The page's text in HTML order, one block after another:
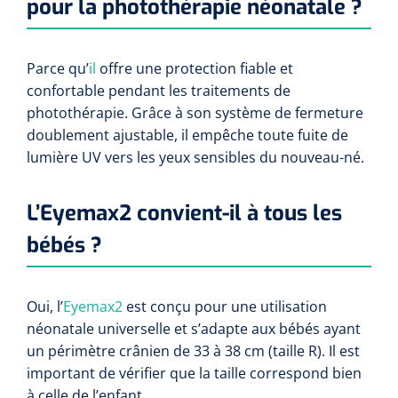
Matériel de transfert
Plaques tournantes
Echographie
Accessoires Echographie
Laboratoire
Glucomètres
Tests d'urine
Tests sanguin
Drainage lymphatique
Dry Needling
Entraînement cognitif et visuel
Entraînement réalité virtuelle
Thérapie interactive
Matériels d'exercices
Exerciseurs de la main/épaule
Poids d'exercice
Tabliers de protection
Couvre souliers
Distributeurs
Distributeurs de désodorisants
Distributeurs de savon
Distributeurs de papier
Nettoyage et désinfection de la peau
Savons & mousse
Lève-personne actif
Lève-personne passif
Sangles
Prévention et détection des chutes
Sièges & coussins
Chaises gériatriques
Broyeurs
Accessoires
Appareils
Instruments divers
Divers
Pince de polyp
Diapason
Ecarteurs
Aimant oculaire
Marteaux à reflex
Nettoyage & désinfection d'instruments
Poupinel (air chaud)
Appareils d'ultrason
Pansements hémorragiques
Fil de suture
Agrafeuse & agrafes
Bandes de sutures
Colle tissulaire
Filets et bandages tubulaires
Bandes cohésives
Bandes compressives
Bandage adhésif au zinc
pour la photothérapie néonatale ?
Parce qu’il offre une protection fiable et
confortable pendant les traitements de
photothérapie. Grâce à son système de fermeture
doublement ajustable, il empêche toute fuite de
lumière UV vers les yeux sensibles du nouveau-né.
L’Eyemax2 convient-il à tous les
bébés ?
Oui, l’Eyemax2 est conçu pour une utilisation
néonatale universelle et s’adapte aux bébés ayant
un périmètre crânien de 33 à 38 cm (taille R). Il est
important de vérifier que la taille correspond bien